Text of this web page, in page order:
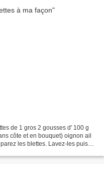
de 1 gros 2 gousses d' 100 g
côte et en bouquet) oignon ail
les blettes. Lavez-les puis